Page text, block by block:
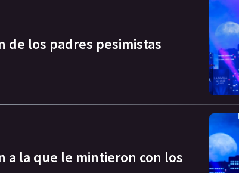
de los padres pesimistas
a la que le mintieron con los